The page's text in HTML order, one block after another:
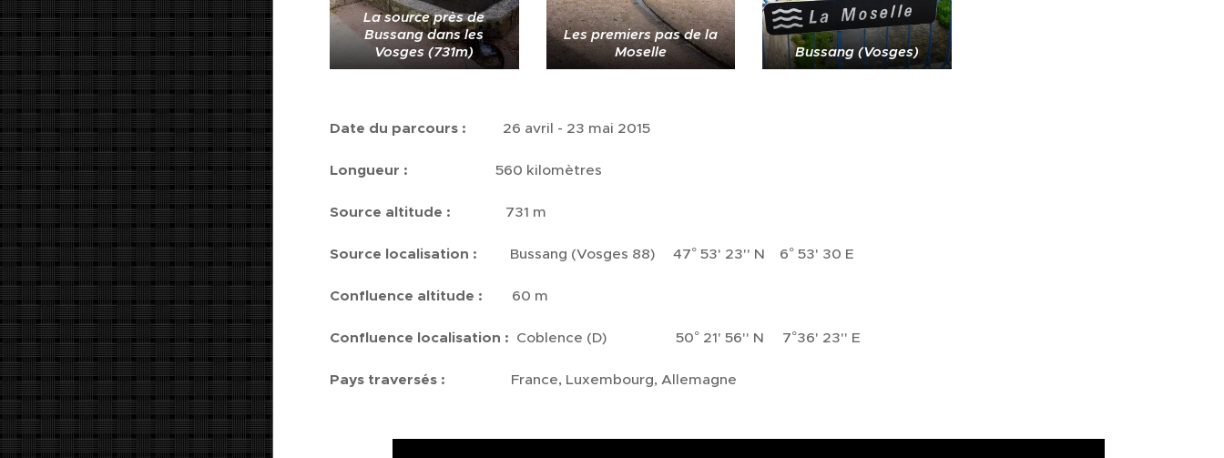
La source près de
Bussang dans les
Vosges (731m)
Les premiers pas de la
Moselle
Bussang (Vosges)
Date du parcours : 26 avril - 23 mai 2015
Longueur : 560 kilomètres
Source altitude : 731 m
Source localisation : Bussang (Vosges 88) 47° 53' 23'' N 6° 53' 30 E
Confluence altitude : 60 m
Confluence localisation : Coblence (D) 50° 21' 56'' N 7°36' 23'' E
Pays traversés : France, Luxembourg, Allemagne